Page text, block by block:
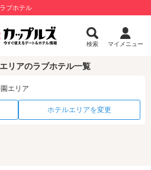
ブホテル
検索 マイメニュー
リアのラブホテル一覧
エリア
ホテルエリアを変更